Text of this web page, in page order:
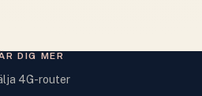
DIG MER
4G-router